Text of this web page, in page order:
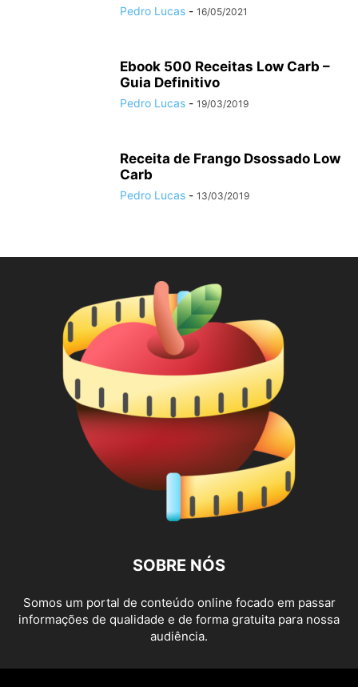
Pedro Lucas - 16/05/2021
Ebook 500 Receitas Low Carb –
Guia Definitivo
Pedro Lucas - 19/03/2019
Receita de Frango Dsossado Low
Carb
Pedro Lucas - 13/03/2019
SOBRE NÓS
Somos um portal de conteúdo online focado em passar
informações de qualidade e de forma gratuita para nossa
audiência.